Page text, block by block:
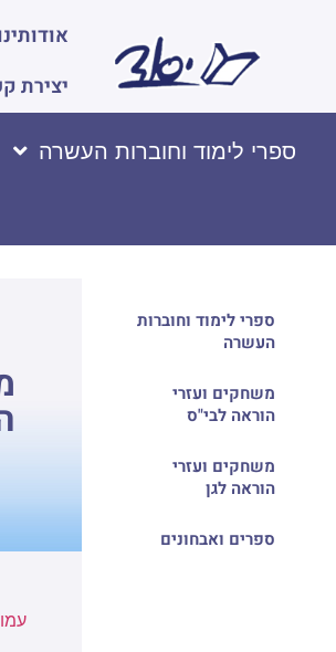
יצירת
ספרי לימוד וחוברות העשרה
ספרי לימוד וחוברות
העשרה
משחקים ועזרי
הוראה לבי"ס
משחקים ועזרי
הוראה לגן
ספרים ואבחונים